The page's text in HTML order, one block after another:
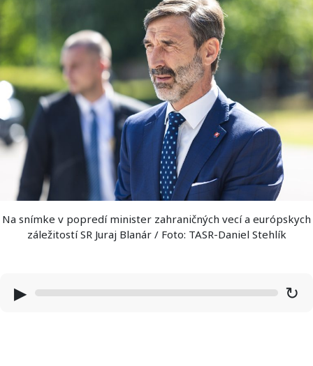
Na snímke v popredí minister zahraničných vecí a európskych
záležitostí SR Juraj Blanár / Foto: TASR-Daniel Stehlík
▶ ↻